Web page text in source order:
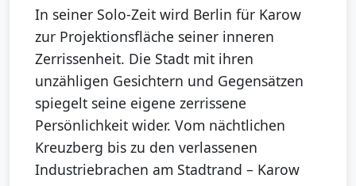
In seiner Solo-Zeit wird Berlin für Karow
zur Projektionsfläche seiner inneren
Zerrissenheit. Die Stadt mit ihren
unzähligen Gesichtern und Gegensätzen
spiegelt seine eigene zerrissene
Persönlichkeit wider. Vom nächtlichen
Kreuzberg bis zu den verlassenen
Industriebrachen am Stadtrand – Karow